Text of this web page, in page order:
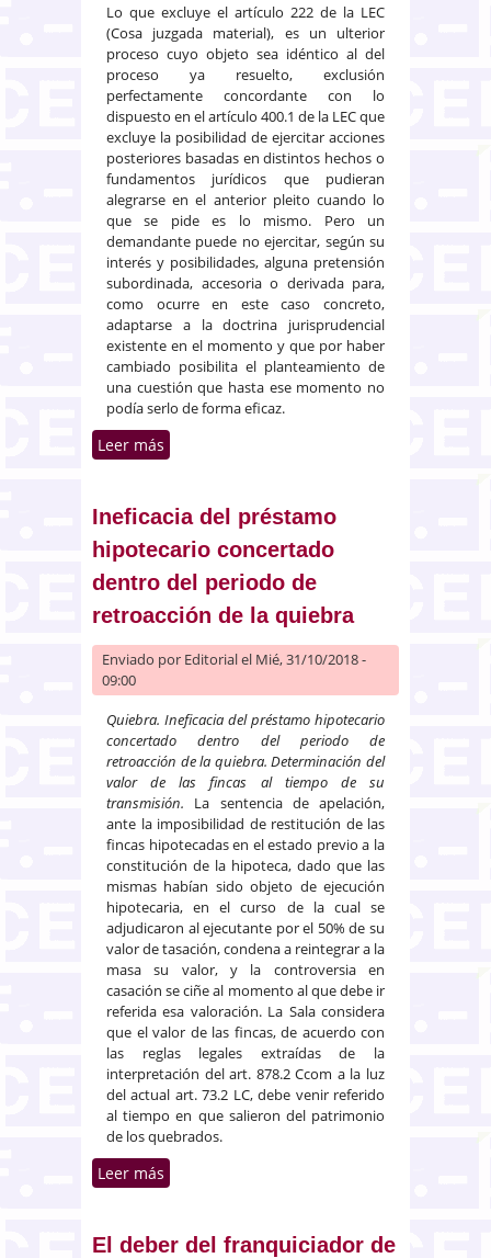
Lo que excluye el artículo 222 de la LEC
(Cosa juzgada material), es un ulterior
proceso cuyo objeto sea idéntico al del
proceso ya resuelto, exclusión
perfectamente concordante con lo
dispuesto en el artículo 400.1 de la LEC que
excluye la posibilidad de ejercitar acciones
posteriores basadas en distintos hechos o
fundamentos jurídicos que pudieran
alegrarse en el anterior pleito cuando lo
que se pide es lo mismo. Pero un
demandante puede no ejercitar, según su
interés y posibilidades, alguna pretensión
subordinada, accesoria o derivada para,
como ocurre en este caso concreto,
adaptarse a la doctrina jurisprudencial
existente en el momento y que por haber
cambiado posibilita el planteamiento de
una cuestión que hasta ese momento no
podía serlo de forma eficaz.
Leer más
Ineficacia del préstamo
hipotecario concertado
dentro del periodo de
retroacción de la quiebra
Enviado por Editorialel Mié, 31/10/2018 -
09:00
Quiebra. Ineficacia del préstamo hipotecario
concertado dentro del periodo de
retroacción de la quiebra. Determinación del
valor de las fincas al tiempo de su
transmisión. La sentencia de apelación,
ante la imposibilidad de restitución de las
fincas hipotecadas en el estado previo a la
constitución de la hipoteca, dado que las
mismas habían sido objeto de ejecución
hipotecaria, en el curso de la cual se
adjudicaron al ejecutante por el 50% de su
valor de tasación, condena a reintegrar a la
masa su valor, y la controversia en
casación se ciñe al momento al que debe ir
referida esa valoración. La Sala considera
que el valor de las fincas, de acuerdo con
las reglas legales extraídas de la
interpretación del art. 878.2 Ccom a la luz
del actual art. 73.2 LC, debe venir referido
al tiempo en que salieron del patrimonio
de los quebrados.
Leer más
quiebra
El deber del franquiciador de